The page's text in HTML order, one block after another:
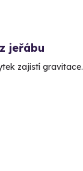
jeřábu
zajistí gravitace.